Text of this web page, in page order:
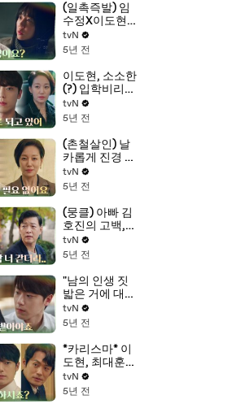
(일촉즉발) 임
수정X이도현,
진경에게 발각
될 위기??!
tvN
5년 전
이도현, 소소한
(?) 입학비리부
터 차근차근 계
획대로! #빼박
tvN
5년 전
(촌철살인) 날
카롭게 진경 저
격하는 이도
현!!(ft.진경 담
tvN
5년 전
(뭉클) 아빠 김
호진의 고백,
"내 아들이지
만, 늘 어렵고
tvN
5년 전
"남의 인생 짓
밟은 거에 대해
서!" 임수정, 왈
칵 토해내는 속
tvN
5년 전
*카리스마* 이
도현, 최대훈의
심기를 건들이
는 소신 발언♨
tvN
5년 전